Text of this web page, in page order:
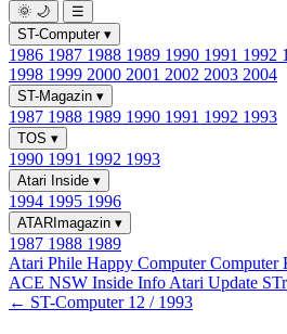
🌞 🌙
☰
ST-Computer ▾
1986 1987 1988 1989 1990 1991 1992
1998 1999 2000 2001 2002 2003 2004
ST-Magazin ▾
1987 1988 1989 1990 1991 1992 1993
TOS ▾
1990 1991 1992 1993
Atari Inside ▾
1994 1995 1996
ATARImagazin ▾
1987 1988 1989
Atari Phile Happy ComputerComputer
ACE NSW Inside Info Atari Update
← ST-Computer 12 / 1993